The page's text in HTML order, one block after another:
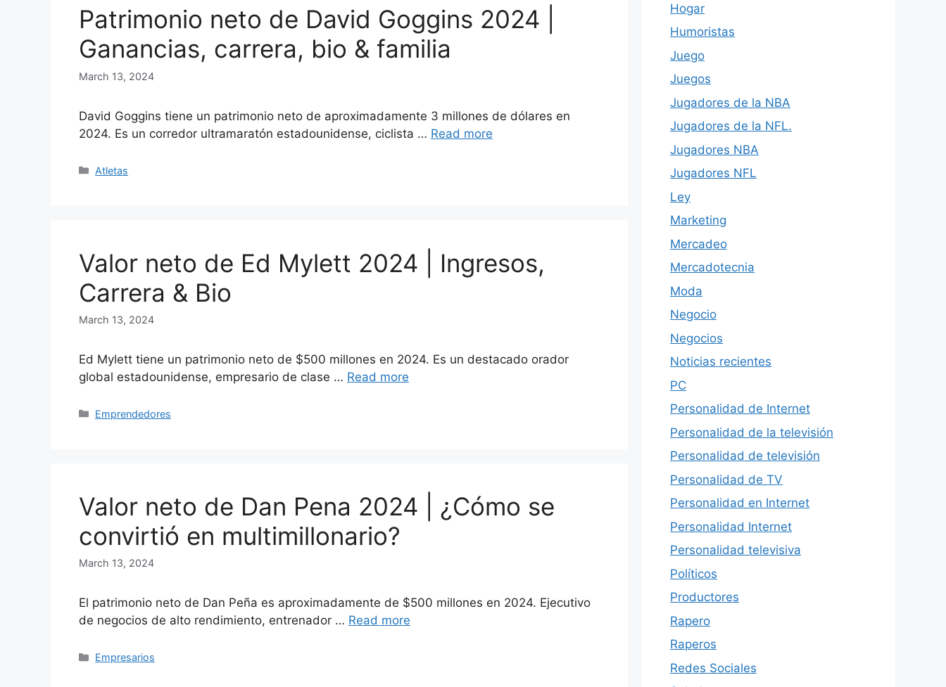
Patrimonio neto de David Goggins 2024 |
Ganancias, carrera, bio & familia
March 13, 2024
David Goggins tiene un patrimonio neto de aproximadamente 3 millones de dólares en
2024. Es un corredor ultramaratón estadounidense, ciclista … Read more
Categories
Atletas
Valor neto de Ed Mylett 2024 | Ingresos,
Carrera & Bio
March 13, 2024
Ed Mylett tiene un patrimonio neto de $500 millones en 2024. Es un destacado orador
global estadounidense, empresario de clase … Read more
Categories
Emprendedores
Valor neto de Dan Pena 2024 | ¿Cómo se
convirtió en multimillonario?
March 13, 2024
El patrimonio neto de Dan Peña es aproximadamente de $500 millones en 2024. Ejecutivo
de negocios de alto rendimiento, entrenador … Read more
Categories
Empresarios
Hogar
Humoristas
Juego
Juegos
Jugadores de la NBA
Jugadores de la NFL.
Jugadores NBA
Jugadores NFL
Ley
Marketing
Mercadeo
Mercadotecnia
Moda
Negocio
Negocios
Noticias recientes
PC
Personalidad de Internet
Personalidad de la televisión
Personalidad de televisión
Personalidad de TV
Personalidad en Internet
Personalidad Internet
Personalidad televisiva
Políticos
Productores
Rapero
Raperos
Redes Sociales